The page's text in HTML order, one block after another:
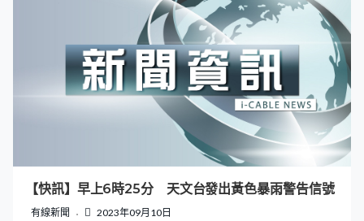
【快訊】早上6時25分 天文台發出黃色暴雨警告信號
有線新聞 2023年09月10日